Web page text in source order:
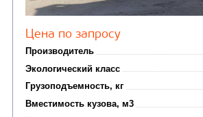
САМОСВАЛ КАМАЗ-45143